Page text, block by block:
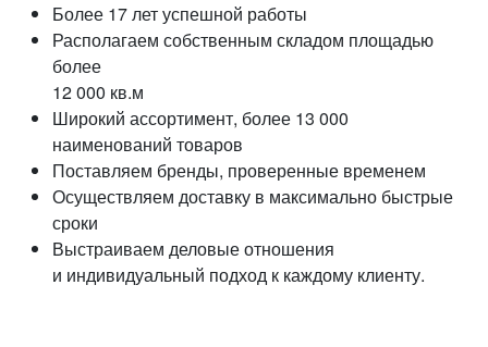
Более 17 лет успешной работы
Располагаем собственным складом площадью
более
12 000 кв.м
Широкий ассортимент, более 13 000
наименований товаров
Поставляем бренды, проверенные временем
Осуществляем доставку в максимально быстрые
сроки
Выстраиваем деловые отношения
и индивидуальный подход к каждому клиенту.